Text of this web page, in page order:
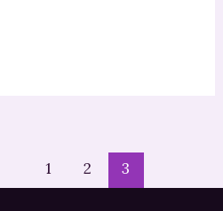
1 2 3